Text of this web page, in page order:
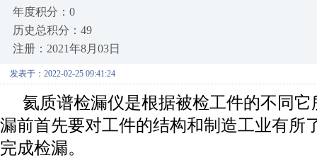
年度积分：0
历史总积分：49
注册：2021年8月03日
发表于：2022-02-25 09:41:24
氦质谱检漏仪是根据被检工件的不同
漏前首先要对工件的结构和制造工业有所
完成检漏。